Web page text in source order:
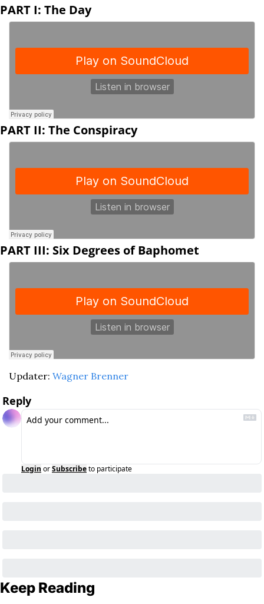
PART I: The Day
PART II: The Conspiracy
PART III: Six Degrees of Baphomet
Updater: Wagner Brenner
Reply
Login orSubscribeto participate
Keep Reading